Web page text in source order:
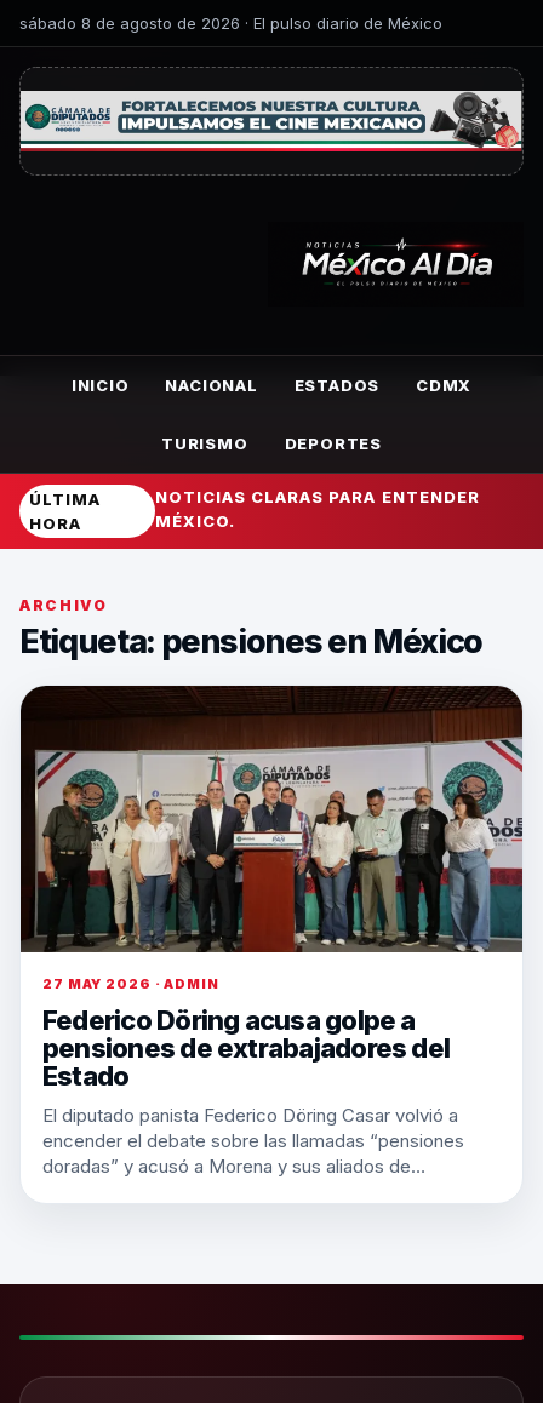
sábado 8 de agosto de 2026 · El pulso diario de México
INICIO NACIONAL ESTADOS CDMX
TURISMO DEPORTES
ÚLTIMA
HORA
NOTICIAS CLARAS PARA ENTENDER
MÉXICO.
ARCHIVO
Etiqueta: pensiones en México
27 MAY 2026 · ADMIN
Federico Döring acusa golpe a
pensiones de extrabajadores del
Estado
El diputado panista Federico Döring Casar volvió a
encender el debate sobre las llamadas “pensiones
doradas” y acusó a Morena y sus aliados de…